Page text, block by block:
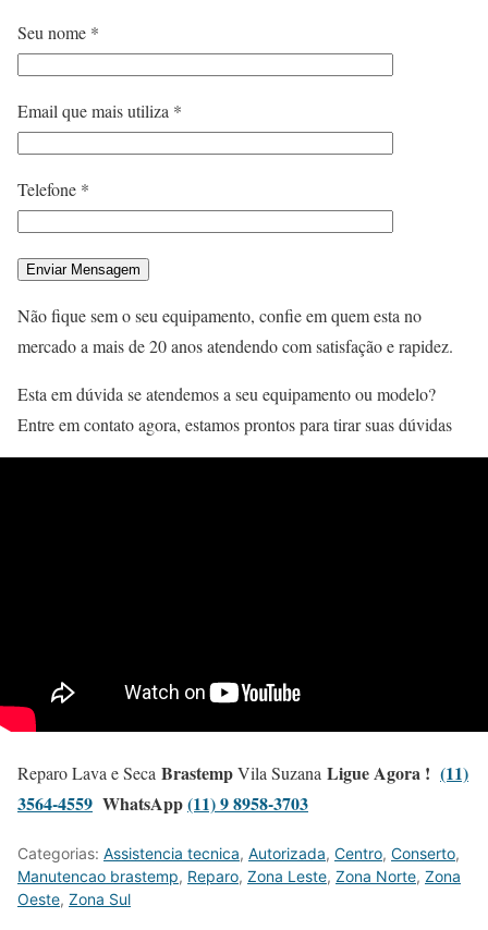
Seu nome *
Email que mais utiliza *
Telefone *
Não fique sem o seu equipamento, confie em quem esta no
mercado a mais de 20 anos atendendo com satisfação e rapidez.
Esta em dúvida se atendemos a seu equipamento ou modelo?
Entre em contato agora, estamos prontos para tirar suas dúvidas
Reparo Lava e Seca BrastempVila Suzana Ligue Agora ! (11)
3564-4559 WhatsApp(11) 9 8958-3703
Categorias: Assistencia tecnica, Autorizada, Centro, Conserto,
Manutencao brastemp, Reparo, Zona Leste, Zona Norte, Zona
Oeste, Zona Sul